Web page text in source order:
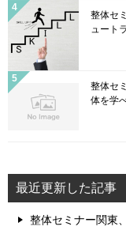
整体セ
ュート
整体セ
体を学
最近更新した記事
整体セミナー関東